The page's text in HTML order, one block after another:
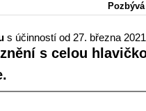
s účinností od 27. března 2021
s celou